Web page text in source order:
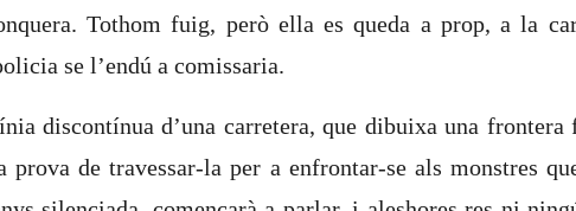
Tothom fuig, però ella es queda a prop, a la
se l’endú a comissaria.
discontínua d’una carretera, que dibuixa una frontera
de travessar-la per a enfrontar-se als monstres